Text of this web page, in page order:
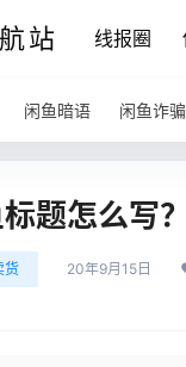
站 线报圈
闲鱼暗语 闲鱼诈骗
题怎么写
货 20年9月15日